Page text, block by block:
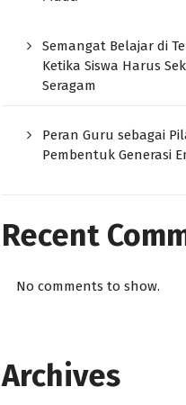
Semangat Belajar di
Ketika Siswa Harus
Seragam
Peran Guru sebagai
Pembentuk Generasi
Recent
No comments to show.
Archives